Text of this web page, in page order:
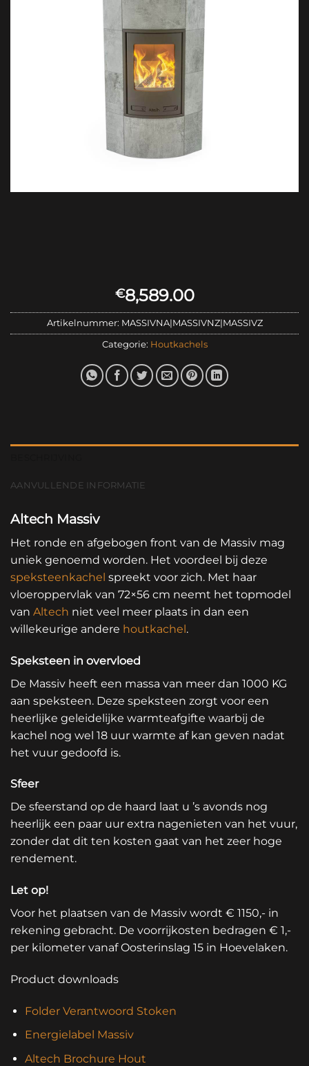
€8,589.00
Artikelnummer: MASSIVNA|MASSIVNZ|MASSIVZ
Categorie: Houtkachels
AANVULLENDE INFORMATIE
Altech Massiv
Het ronde en afgebogen front van de Massiv mag
uniek genoemd worden. Het voordeel bij deze
speksteenkachel spreekt voor zich. Met haar
vloeroppervlak van 72×56 cm neemt het topmodel
van Altech niet veel meer plaats in dan een
willekeurige andere houtkachel.
Speksteen in overvloed
De Massiv heeft een massa van meer dan 1000 KG
aan speksteen. Deze speksteen zorgt voor een
heerlijke geleidelijke warmteafgifte waarbij de
kachel nog wel 18 uur warmte af kan geven nadat
het vuur gedoofd is.
Sfeer
De sfeerstand op de haard laat u ’s avonds nog
heerlijk een paar uur extra nagenieten van het vuur,
zonder dat dit ten kosten gaat van het zeer hoge
rendement.
Let op!
Voor het plaatsen van de Massiv wordt € 1150,- in
rekening gebracht. De voorrijkosten bedragen € 1,-
per kilometer vanaf Oosterinslag 15 in Hoevelaken.
Product downloads
Folder Verantwoord Stoken
Energielabel Massiv
Altech Brochure Hout